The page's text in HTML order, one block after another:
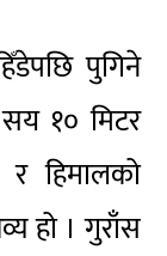
पुगिने
१० मिटर
हिमालको
हो । गुराँस